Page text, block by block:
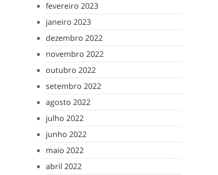
fevereiro 2023
janeiro 2023
dezembro 2022
novembro 2022
outubro 2022
setembro 2022
agosto 2022
julho 2022
junho 2022
maio 2022
abril 2022